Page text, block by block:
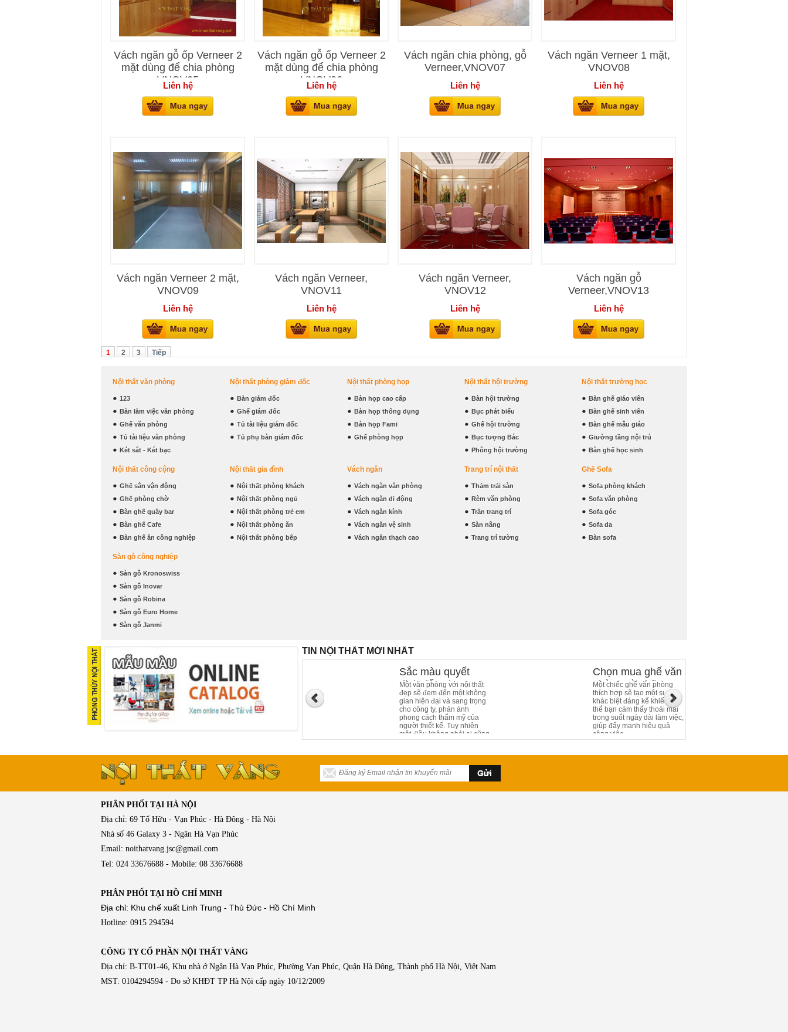
Vách ngăn gỗ ốp Verneer 2
mặt dùng để chia phòng
VNOV05
Liên hệ
Vách ngăn gỗ ốp Verneer 2
mặt dùng để chia phòng
VNOV06
Liên hệ
Vách ngăn chia phòng, gỗ
Verneer,VNOV07
Liên hệ
Vách ngăn Verneer 1 mặt,
VNOV08
Liên hệ
Vách ngăn Verneer 2 mặt,
VNOV09
Liên hệ
Vách ngăn Verneer,
VNOV11
Liên hệ
Vách ngăn Verneer,
VNOV12
Liên hệ
Vách ngăn gỗ
Verneer,VNOV13
Liên hệ
1 2 3 Tiếp
Nội thất văn phòng
123
Bàn làm việc văn phòng
Ghế văn phòng
Tủ tài liệu văn phòng
Két sắt - Két bạc
Nội thất phòng giám đốc
Bàn giám đốc
Ghế giám đốc
Tủ tài liệu giám đốc
Tủ phụ bàn giám đốc
Nội thất phòng họp
Bàn họp cao cấp
Bàn họp thông dụng
Bàn họp Fami
Ghế phòng họp
Nội thất hội trường
Bàn hội trường
Bục phát biểu
Ghế hội trường
Bục tượng Bác
Phông hội trường
Nội thất trường học
Bàn ghế giáo viên
Bàn ghế sinh viên
Bàn ghế mẫu giáo
Giường tầng nội trú
Bàn ghế học sinh
Nội thất công cộng
Ghế sân vận động
Ghế phòng chờ
Bàn ghế quầy bar
Bàn ghế Cafe
Bàn ghế ăn công nghiệp
Nội thất gia đình
Nội thất phòng khách
Nội thất phòng ngủ
Nội thất phòng trẻ em
Nội thất phòng ăn
Nội thất phòng bếp
Vách ngăn
Vách ngăn văn phòng
Vách ngăn di động
Vách ngăn kính
Vách ngăn vệ sinh
Vách ngăn thạch cao
Trang trí nội thất
Thảm trải sàn
Rèm văn phòng
Trần trang trí
Sàn nâng
Trang trí tường
Ghế Sofa
Sofa phòng khách
Sofa văn phòng
Sofa góc
Sofa da
Bàn sofa
Sàn gỗ công nghiệp
Sàn gỗ Kronoswiss
Sàn gỗ Inovar
Sàn gỗ Robina
Sàn gỗ Euro Home
Sàn gỗ Janmi
TIN NỘI THẤT MỚI NHẤT
Sắc màu quyết
định đến phong
cách nội thất của
văn phòng làm việc
Một văn phòng với nội thất
đẹp sẽ đem đến một không
gian hiện đại và sang trọng
cho công ty, phản ánh
phong cách thẩm mỹ của
người thiết kế. Tuy nhiên
một điều không phải ai cũng
biết, sắc màu của nội thất
trúc, giúp tạo ấn tượng
mạnh đối với khách hàng
khi đến với mỗi công ty.
Chọn mua ghế văn
phòng và những
điều cần chú ý
Một chiếc ghế văn phòng
thích hợp sẽ tạo một sự
khác biệt đáng kể khiến cơ
thể bạn cảm thấy thoải mái
trong suốt ngày dài làm việc,
giúp đẩy mạnh hiệu quả
công việc.
PHÂN PHỐI TẠI HÀ NỘI
Địa chỉ: 69 Tố Hữu - Vạn Phúc - Hà Đông - Hà Nội
Nhà số 46 Galaxy 3 - Ngân Hà Vạn Phúc
Email: noithatvang.jsc@gmail.com
Tel: 024 33676688 - Mobile: 08 33676688
PHÂN PHỐI TẠI HỒ CHÍ MINH
Địa chỉ: Khu chế xuất Linh Trung - Thủ Đức - Hồ Chí Minh
Hotline: 0915 294594
CÔNG TY CỔ PHẦN NỘI THẤT VÀNG
Địa chỉ: B-TT01-46, Khu nhà ở Ngân Hà Vạn Phúc, Phường Vạn Phúc, Quận Hà Đông, Thành phố Hà Nội, Việt Nam
MST: 0104294594 - Do sở KHĐT TP Hà Nội cấp ngày 10/12/2009